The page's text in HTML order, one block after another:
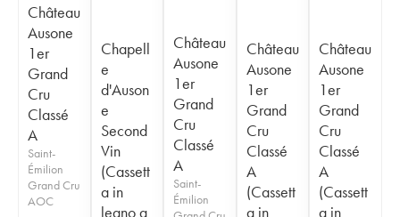
Château
Ausone
1er
Grand
Cru
Classé
A
Saint-
Émilion
Grand Cru
AOC
Chapell
e
d'Auson
e
Second
Vin
(Cassett
a in
legno a
Château
Ausone
1er
Grand
Cru
Classé
A
Saint-
Émilion
Château
Ausone
1er
Grand
Cru
Classé
A
(Cassett
a in
Château
Ausone
1er
Grand
Cru
Classé
A
(Cassett
a in